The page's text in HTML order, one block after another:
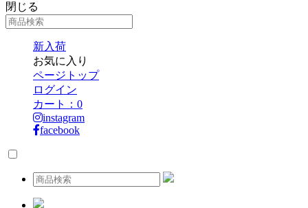
閉じる
新入荷
お気に入り
ページトップ
ログイン
カート： 0
instagram
facebook